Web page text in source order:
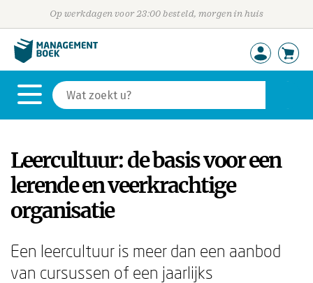
Op werkdagen voor 23:00 besteld, morgen in huis
Leercultuur: de basis voor een
lerende en veerkrachtige
organisatie
Een leercultuur is meer dan een aanbod
van cursussen of een jaarlijks